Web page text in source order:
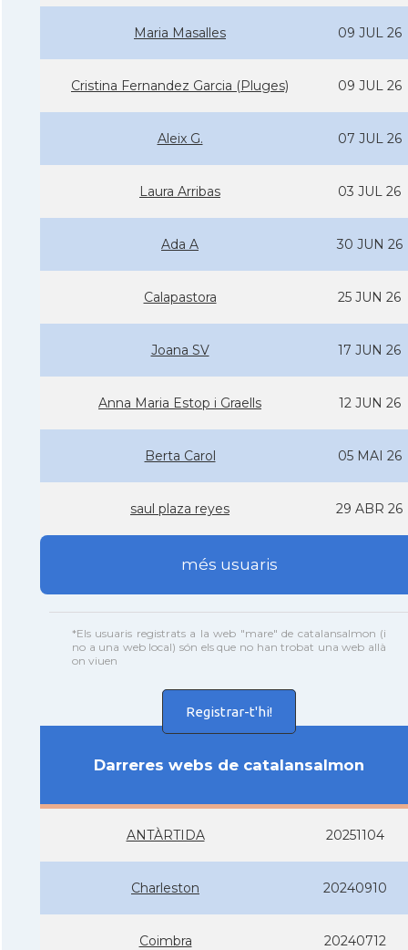
Maria Masalles 09 JUL 26
Cristina Fernandez Garcia (Pluges) 09 JUL 26
Aleix G. 07 JUL 26
Laura Arribas 03 JUL 26
Ada A 30 JUN 26
Calapastora 25 JUN 26
Joana SV 17 JUN 26
Anna Maria Estop i Graells 12 JUN 26
Berta Carol 05 MAI 26
saul plaza reyes 29 ABR 26
més usuaris
*Els usuaris registrats a la web "mare" de catalansalmon (i
no a una web local) són els que no han trobat una web allà
on viuen
Registrar-t'hi!
Darreres webs de catalansalmon
ANTÀRTIDA 20251104
Charleston 20240910
Coimbra 20240712